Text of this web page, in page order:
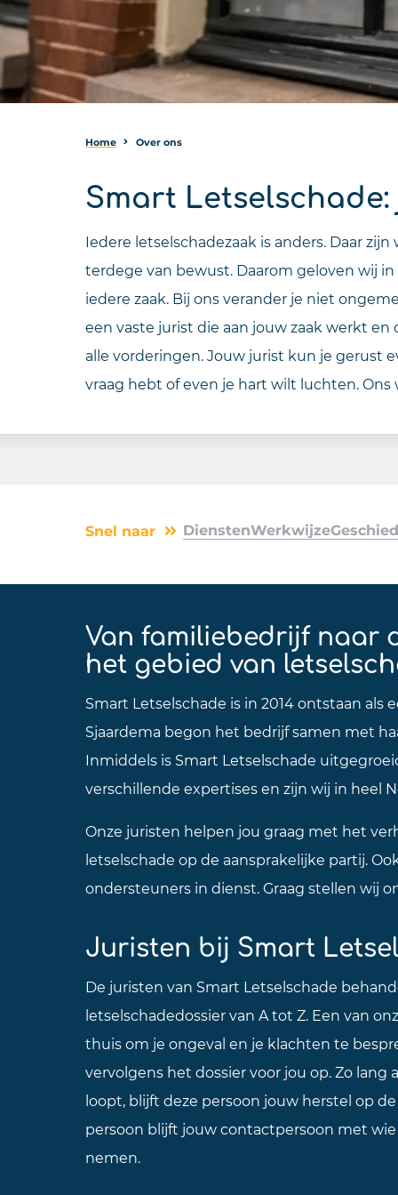
Home Over ons
Smart
Iedere letselschadezaak is anders. Daar
terdege van bewust. Daarom geloven wij
iedere zaak. Bij ons verander je niet
een vaste jurist die aan jouw zaak werkt
alle vorderingen. Jouw jurist kun je gerust
vraag hebt of even je hart wilt luchten.
Snel naar DienstenWerkwijze
Van familiebedrijf naar
het gebied van
Smart Letselschade is in 2014 ontstaan als
Sjaardema begon het bedrijf samen met
Inmiddels is Smart Letselschade
verschillende expertises en zijn wij in heel
Onze juristen helpen jou graag met het
letselschade op de aansprakelijke partij.
ondersteuners in dienst. Graag stellen wij
Juristen bij Smart
De juristen van Smart Letselschade
letselschadedossier van A tot Z. Een van
thuis om je ongeval en je klachten te
vervolgens het dossier voor jou op. Zo lang
loopt, blijft deze persoon jouw herstel op
persoon blijft jouw contactpersoon met
nemen.